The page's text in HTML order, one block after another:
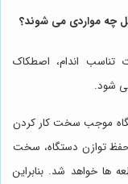
چه مواردی می شوند؟
تناسب اندام، اصطکاک
شود.
موجب سخت کار کردن
توازن دستگاه، سخت
ها خواهد شد. بنابراین